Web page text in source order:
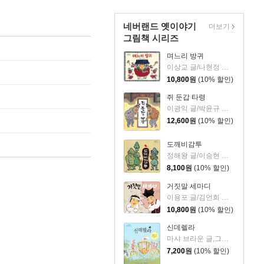
네버랜드 옛이야기
그림책 시리즈
며느리 방귀
이상교 글/나현정 그림
10,800원 (10% 할인)
쥐 둔갑 타령
이광익 글/박윤규 그림
12,600원 (10% 할인)
도깨비감투
정해왕 글/이승현 그림
8,100원 (10% 할인)
거짓말 세마디
이용포 글/김언희 그림
10,800원 (10% 할인)
신데렐라
마샤 브라운 글,그림/장미란 역
7,200원 (10% 할인)
더보기